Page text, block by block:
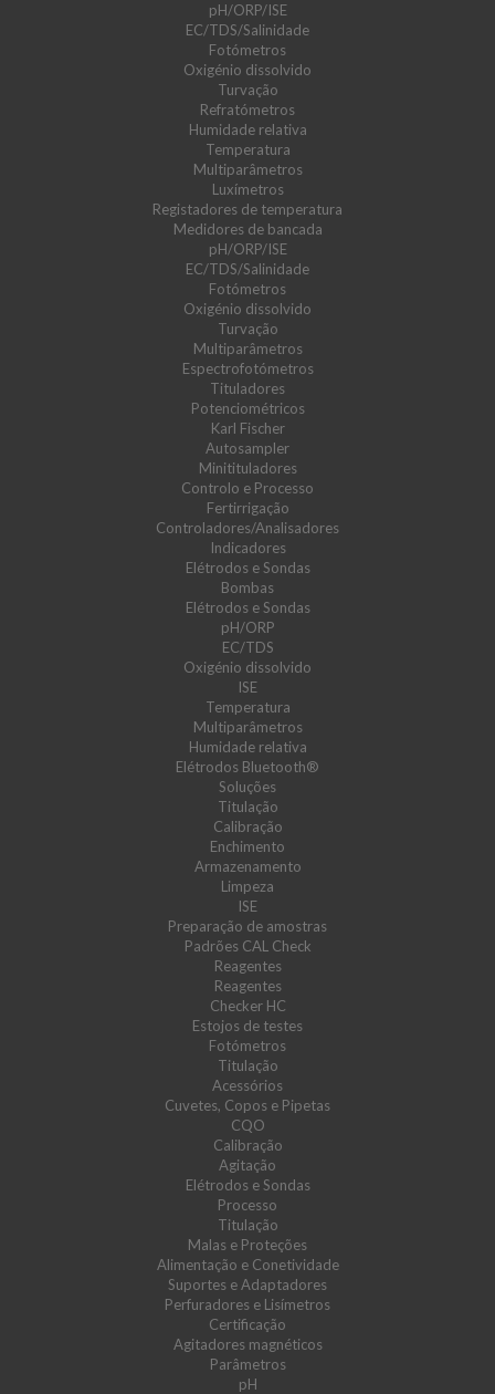
pH/ORP/ISE
EC/TDS/Salinidade
Fotómetros
Oxigénio dissolvido
Turvação
Refratómetros
Humidade relativa
Temperatura
Multiparâmetros
Luxímetros
Registadores de temperatura
Medidores de bancada
pH/ORP/ISE
EC/TDS/Salinidade
Fotómetros
Oxigénio dissolvido
Turvação
Multiparâmetros
Espectrofotómetros
Tituladores
Potenciométricos
Karl Fischer
Autosampler
Minitituladores
Controlo e Processo
Fertirrigação
Controladores/Analisadores
Indicadores
Elétrodos e Sondas
Bombas
Elétrodos e Sondas
pH/ORP
EC/TDS
Oxigénio dissolvido
ISE
Temperatura
Multiparâmetros
Humidade relativa
Elétrodos Bluetooth®
Soluções
Titulação
Calibração
Enchimento
Armazenamento
Limpeza
ISE
Preparação de amostras
Padrões CAL Check
Reagentes
Reagentes
Checker HC
Estojos de testes
Fotómetros
Titulação
Acessórios
Cuvetes, Copos e Pipetas
CQO
Calibração
Agitação
Elétrodos e Sondas
Processo
Titulação
Malas e Proteções
Alimentação e Conetividade
Suportes e Adaptadores
Perfuradores e Lisímetros
Certificação
Agitadores magnéticos
Parâmetros
pH